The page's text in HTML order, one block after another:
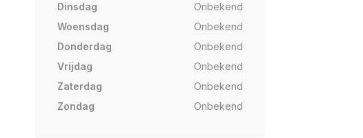
Dinsdag
Onbekend
Woensdag
Onbekend
Donderdag
Onbekend
Vrijdag
Onbekend
Zaterdag
Onbekend
Zondag
Onbekend